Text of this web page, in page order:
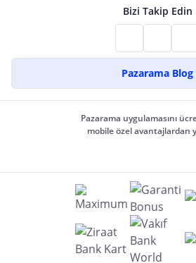
Bizi Takip Edin
Pazarama Blog
Pazarama uygulamasını
mobile özel avantajlardan